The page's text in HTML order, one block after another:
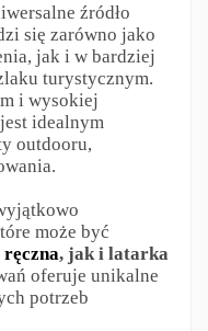
źródło
się zarówno jako
jak i w bardziej
turystycznym.
i wysokiej
idealnym
outdooru,
może być
, jak i latarka
oferuje unikalne
potrzeb